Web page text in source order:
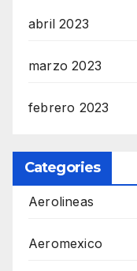
abril 2023
marzo 2023
febrero 2023
Categories
Aerolineas
Aeromexico